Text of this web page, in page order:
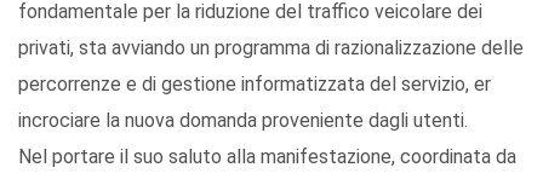
fondamentale per la riduzione del traffico veicolare dei
privati, sta avviando un programma di razionalizzazione delle
percorrenze e di gestione informatizzata del servizio, er
incrociare la nuova domanda proveniente dagli utenti.
Nel portare il suo saluto alla manifestazione, coordinata da